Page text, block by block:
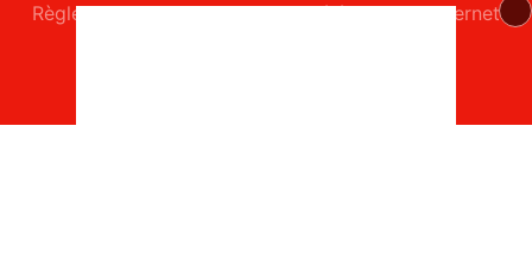
Règlements des jeux concours téléphone et internet